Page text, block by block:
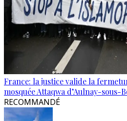
France: la justice valide la
mosquée Attaqwa d’Aulnay-sous-
RECOMMANDÉ